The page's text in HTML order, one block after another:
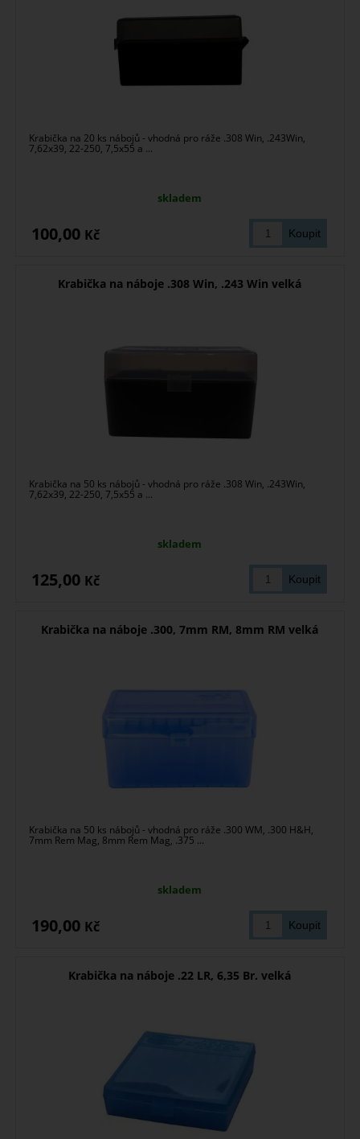
Krabička na 20 ks nábojů - vhodná pro ráže .308 Win, .243Win,
7,62x39, 22-250, 7,5x55 a ...
skladem
100,00 Kč
Krabička na náboje .308 Win, .243 Win velká
Krabička na 50 ks nábojů - vhodná pro ráže .308 Win, .243Win,
7,62x39, 22-250, 7,5x55 a ...
skladem
125,00 Kč
Krabička na náboje .300, 7mm RM, 8mm RM velká
Krabička na 50 ks nábojů - vhodná pro ráže .300 WM, .300 H&H,
7mm Rem Mag, 8mm Rem Mag, .375 ...
skladem
190,00 Kč
Krabička na náboje .22 LR, 6,35 Br. velká